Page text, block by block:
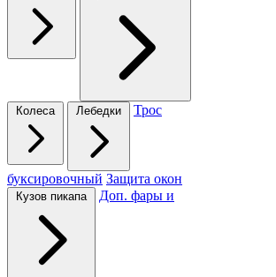
Колеса Лебедки Трос
буксировочный Защита окон
Кузов пикапа Доп. фары и